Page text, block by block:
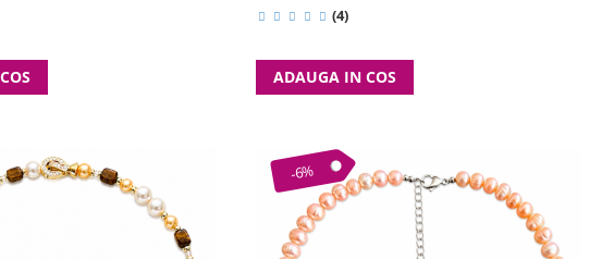
(4)
ADAUGA IN COS
-6%